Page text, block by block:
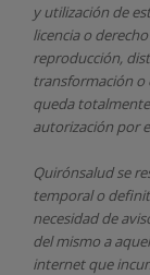
y utilización de
licencia o
reproducción,
transformación o
queda
autorización por
Quirónsaludse
temporal o
necesidad de
del mismo a
internet que